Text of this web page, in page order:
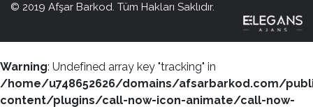
© 2019 Afşar Barkod. Tüm Hakları Saklıdır.
Warning: Undefined array key "tracking" in
/home/u748652626/domains/afsarbarkod.com/
content/plugins/call-now-icon-animate/call-now-